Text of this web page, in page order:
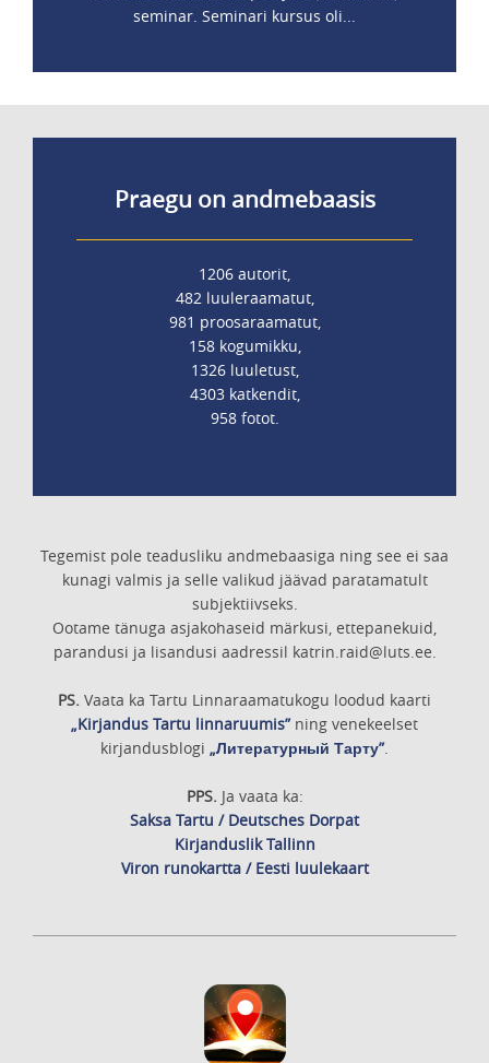
seminar. Seminari kursus oli...
Praegu on andmebaasis
1206 autorit,
482 luuleraamatut,
981 proosaraamatut,
158 kogumikku,
1326 luuletust,
4303 katkendit,
958 fotot.
Tegemist pole teadusliku andmebaasiga ning see ei saa
kunagi valmis ja selle valikud jäävad paratamatult
subjektiivseks.
Ootame tänuga asjakohaseid märkusi, ettepanekuid,
parandusi ja lisandusi aadressil katrin.raid@luts.ee.
PS. Vaata ka Tartu Linnaraamatukogu loodud kaarti
„Kirjandus Tartu linnaruumis”ning venekeelset
kirjandusblogi „Литературный Тарту”.
PPS. Ja vaata ka:
Saksa Tartu / Deutsches Dorpat
Kirjanduslik Tallinn
Viron runokartta / Eesti luulekaart